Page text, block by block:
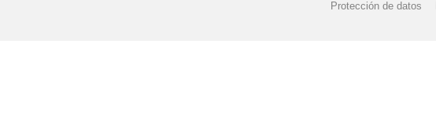
Protección de datos